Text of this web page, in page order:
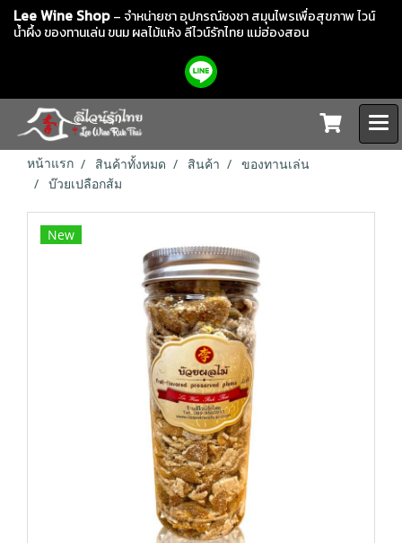
Lee Wine Shop– จำหน่ายชา อุปกรณ์ชงชา สมุนไพรเพื่อสุขภาพ ไวน์
น้ำผึ้ง ของทานเล่น ขนม ผลไม้แห้งลีไวน์รักไทย แม่ฮ่องสอน
หน้าแรก สินค้าทั้งหมด สินค้า
ของทานเล่น
บ๊วยเปลือกส้ม
New